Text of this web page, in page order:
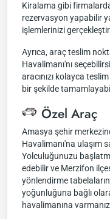
Kiralama gibi
rezervasyon yapabilir
işlemlerinizi
Ayrıca, araç teslim
Havalimanı'nı
aracınızı kolayca
bir şekilde
Özel Araç
Amasya şehir
Havalimanı'na ulaşım
Yolculuğunuzu
edebilir ve Merzifon
yönlendirme
yoğunluğuna bağlı
havalimanına